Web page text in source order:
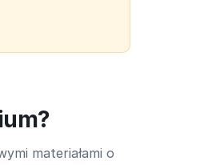
materiałami o